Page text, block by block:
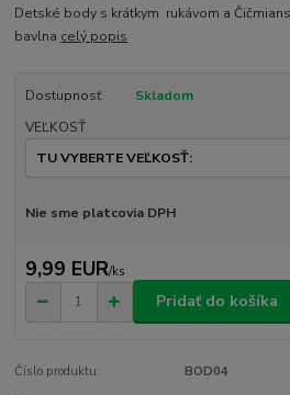
Detské body s krátkym rukávom a
bavlna celý popis
Dostupnosť
Skladom
VEĽKOSŤ
Nie sme platcovia DPH
9,99 EUR/ks
Pridať do košíka
Číslo produktu: BOD04